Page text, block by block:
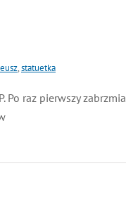
,statuetka
raz pierwszy